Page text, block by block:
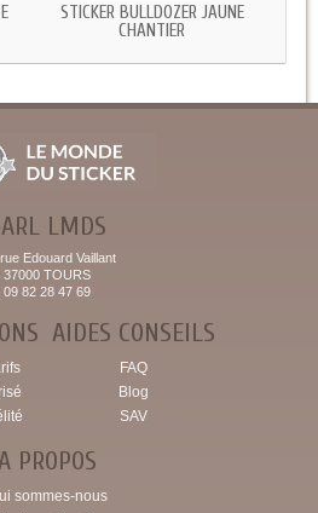
STICKER BULLDOZER JAUNE
CHANTIER
LMDS
Edouard Vaillant
37000 TOURS
09 82 28 47 69
AIDES CONSEILS
FAQ
Blog
SAV
PROPOS
sommes-nous